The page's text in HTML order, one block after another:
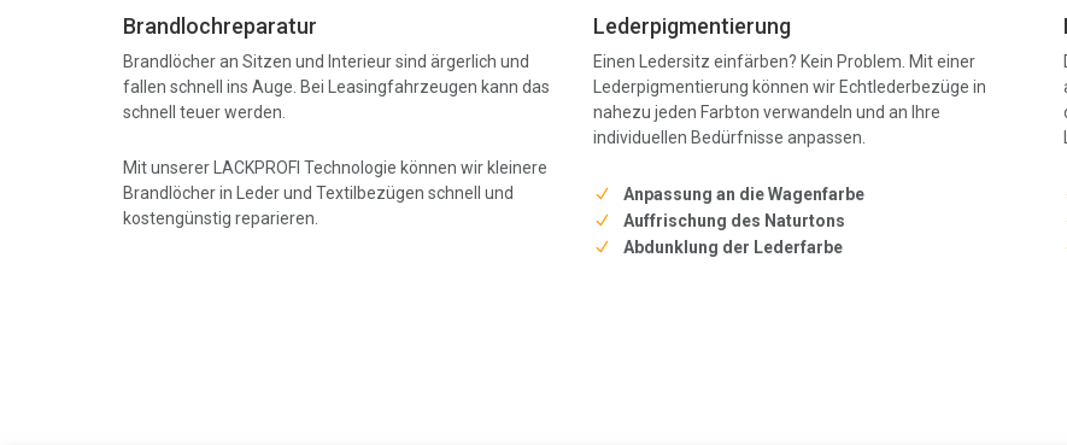
Brandlochreparatur
Brandlöcher an Sitzen und Interieur sind ärgerlich und
fallen schnell ins Auge. Bei Leasingfahrzeugen kann das
schnell teuer werden.
Mit unserer LACKPROFI Technologie können wir kleinere
Brandlöcher in Leder und Textilbezügen schnell und
kostengünstig reparieren.
Lederpigmentierung
Einen Ledersitz einfärben? Kein Problem. Mit einer
Lederpigmentierung können wir Echtlederbezüge in
nahezu jeden Farbton verwandeln und an Ihre
individuellen Bedürfnisse anpassen.
Anpassung an die Wagenfarbe
Auffrischung des Naturtons
Abdunklung der Lederfarbe